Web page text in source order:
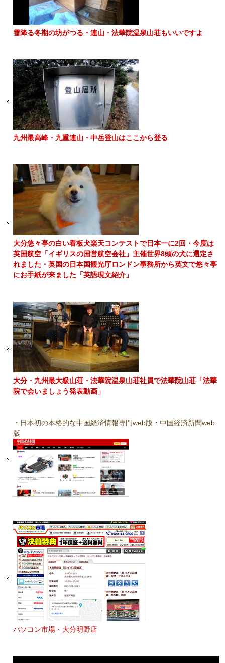
雪降る冬期の坊がつる・連山・法華院温泉山荘もいいですよ
九州最高峰・九重連山・中岳登山はここから登る
大分悠々亭の白い看板犬楽天コンテストで日本一に2回・今度は
英国航空「イギリスの国営航空会社」主催世界8頭の犬に選定さ
れました・英国の日本国観光庁ロンドン事務所から英文で悠々亭
にお手紙が来ました「英語現文紹介」
大分・九州最大級山荘・法華院温泉山荘社員で法華院山荘「法華
院で会いましょう発表動画」
・日本初の本格的な中国経済情報専門web版・中国経済新聞web
版
パソコン市場・大分明野店